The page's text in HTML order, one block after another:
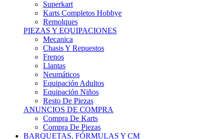
Superkart
Karts Completos Hobbye
Remolques
PIEZAS Y EQUIPACIONES
Mecanica
Chasis Y Repuestos
Frenos
Llantas
Neumáticos
Equipación Adultos
Equipación Niños
Resto De Piezas
ANUNCIOS DE COMPRA
Compra De Karts
Compra De Piezas
BARQUETAS, FÓRMULAS Y CM